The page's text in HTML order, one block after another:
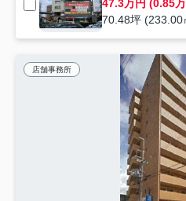
47.3万円 (0.85
70.48坪 (233.00
店舗事務所